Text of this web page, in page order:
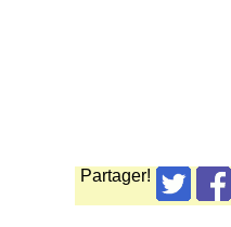
Partager!